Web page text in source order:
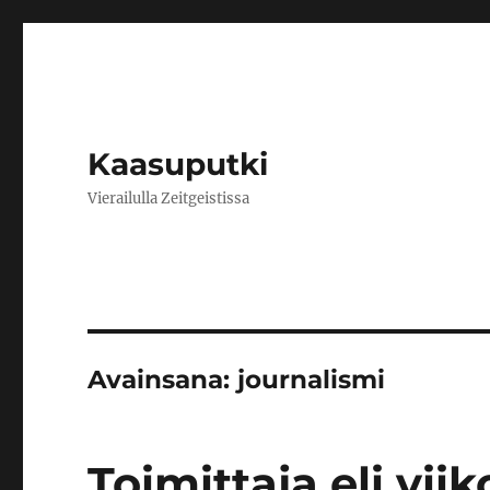
Kaasuputki
Vierailulla Zeitgeistissa
Avainsana: journalismi